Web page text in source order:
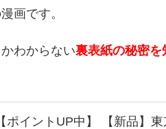
画です。
わからない裏表紙の秘密を
【ポイントUP中】 【新品】